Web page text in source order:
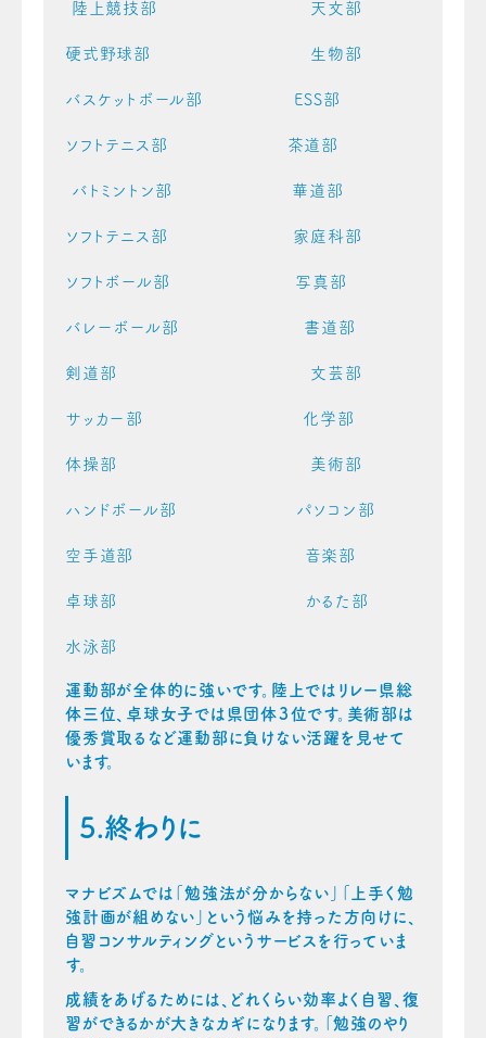
陸上競技部 天文部
硬式野球部 生物部
バスケットボール部 ESS部
ソフトテニス部 茶道部
バトミントン部 華道部
ソフトテニス部 家庭科部
ソフトボール部 写真部
バレーボール部 書道部
剣道部 文芸部
サッカー部 化学部
体操部 美術部
ハンドボール部 パソコン部
空手道部 音楽部
卓球部 かるた部
水泳部
運動部が全体的に強いです。陸上ではリレー県総
体三位、卓球女子では県団体３位です。美術部は
優秀賞取るなど運動部に負けない活躍を見せて
います。
5.終わりに
マナビズムでは「勉強法が分からない」「上手く勉
強計画が組めない」という悩みを持った方向けに、
自習コンサルティングというサービスを行っていま
す。
成績をあげるためには、どれくらい効率よく自習、復
習ができるかが大きなカギになります。「勉強のやり